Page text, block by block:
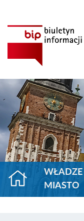
WŁADZE I
MIASTO